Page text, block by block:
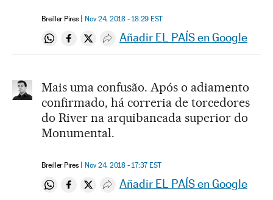
Breiller Pires Nov 24, 2018 - 18:29 EST
Compartir en Whatsapp
Compartir en Facebook
Compartir en Twitter
Desplegar Redes Sociales
Añadir EL PAÍS en Google
Mais uma confusão. Após o adiamento
confirmado, há correria de torcedores
do River na arquibancada superior do
Monumental.
Breiller Pires Nov 24, 2018 - 17:37 EST
Compartir en Whatsapp
Compartir en Facebook
Compartir en Twitter
Desplegar Redes Sociales
Añadir EL PAÍS en Google